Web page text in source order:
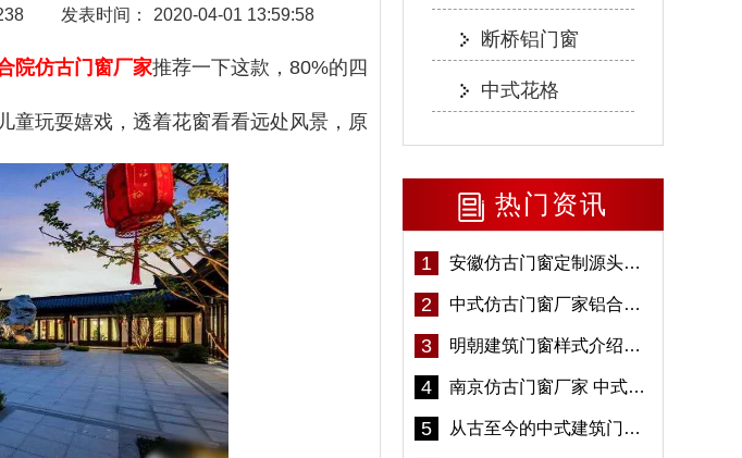
发表时间： 2020-04-01 13:59:58
院仿古门窗厂家推荐一下这款，80%的四
童玩耍嬉戏，透着花窗看看远处风景，原
断桥铝门窗
中式花格
热门资讯
1 安徽仿古门窗定制源头厂家 好打理免维护-冠墅阳光
2 中式仿古门窗厂家铝合金仿古门窗定制 5年质保
3 明朝建筑门窗样式介绍——冠墅阳光
4 南京仿古门窗厂家 中式仿古门窗定制 节能防水
5 从古至今的中式建筑门窗到底有多美「冠墅阳光」